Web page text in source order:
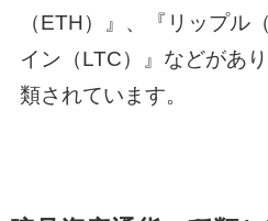
（ETH）』、『リップル
イン（LTC）』などがあ
類されています。